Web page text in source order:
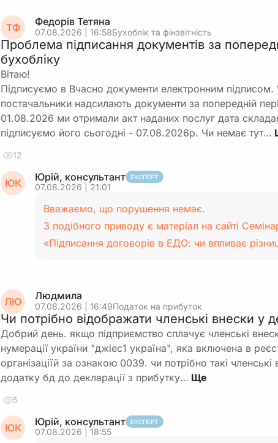
ТФ Федорів Тетяна
07.08.2026 | 16:58Бухоблік та фінзвітність
Проблема підписання документів за
бухобліку
Вітаю!
Підписуємо в Вчасно документи електронним
постачальники надсилають документи за попередній
01.08.2026 ми отримали акт наданих послуг дата
підписуємо його сьогодні - 07.08.2026р. Чи немає тут…
12
ЮК Юрій, консультант ЕКСПЕРТ
07.08.2026 | 21:01
Вважаємо, що порушення немає.
З подібного приводу є матеріал на сайті
«Підписання договорів в ЕДО: чи впливає
ЛЮ Людмила
07.08.2026 | 16:49Податок на прибуток
Чи потрібно відображати членські внески у
Добрий день. якщо підприємство сплачує членські
нумерації україни "джіес1 україна", яка включена в
організаціїй за ознакою 0039. чи потрібно такі
додатку бд до декларації з прибутку…
5
ЮК Юрій, консультант ЕКСПЕРТ
07.08.2026 | 18:55